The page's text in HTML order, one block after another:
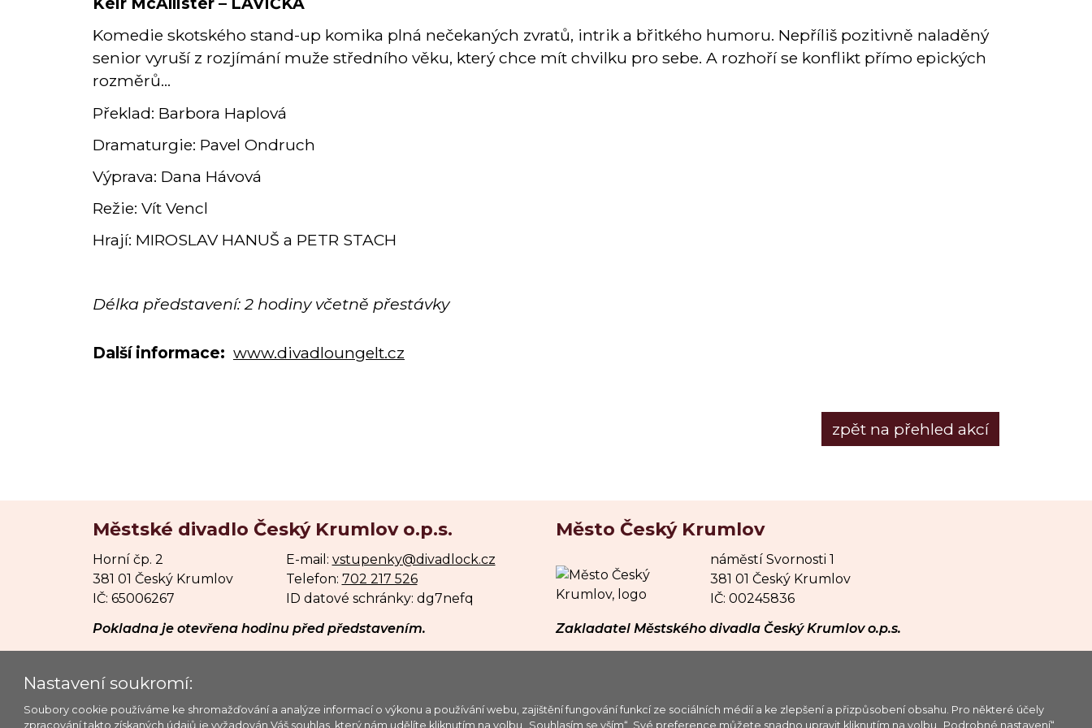
Komedie skotského stand-up komika plná nečekaných zvratů, intrik a břitkého humoru. Nepříliš pozitivně naladěný
senior vyruší z rozjímání muže středního věku, který chce mít chvilku pro sebe. A rozhoří se konflikt přímo epických
rozměrů...
Překlad: Barbora Haplová
Dramaturgie: Pavel Ondruch
Výprava: Dana Hávová
Režie: Vít Vencl
Hrají: MIROSLAV HANUŠ a PETR STACH
Délka představení: 2 hodiny včetně přestávky
Další informace: www.divadloungelt.cz
zpět na přehled akcí
Městské divadlo Český Krumlov o.p.s.
Horní čp. 2
381 01 Český Krumlov
IČ: 65006267
E-mail: vstupenky@divadlock.cz
Telefon: 702 217 526
ID datové schránky: dg7nefq
Pokladna je otevřena hodinu před představením.
Město Český Krumlov
náměstí Svornosti 1
381 01 Český Krumlov
IČ: 00245836
Zakladatel Městského divadla Český Krumlov o.p.s.
Provozovatel webu: MĚSTSKÉ DIVADLO ČESKÝ KRUMLOV o.p.s., IČ: 65006267, spisová značka: O 1 vedená u Krajského soudu v
Nastavení soukromí:
Soubory cookie používáme ke shromažďování a analýze informací o výkonu a používání webu, zajištění fungování funkcí ze sociálních médií a ke zlepšení a přizpůsobení obsahu. Pro některé účely
zpracování takto získaných údajů je vyžadován Váš souhlas, který nám udělíte kliknutím na volbu „Souhlasím se vším“. Své preference můžete snadno upravit kliknutím na volbu „Podrobné nastavení“.